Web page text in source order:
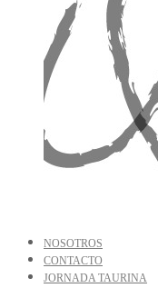
NOSOTROS
CONTACTO
JORNADA TAURINA